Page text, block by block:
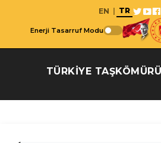
EN TR
Enerji Tasarruf Modu
TÜRKİYE